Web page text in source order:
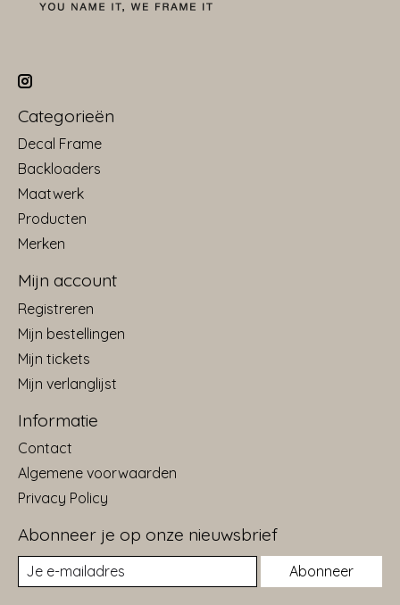
Categorieën
Decal Frame
Backloaders
Maatwerk
Producten
Merken
Mijn account
Registreren
Mijn bestellingen
Mijn tickets
Mijn verlanglijst
Informatie
Contact
Algemene voorwaarden
Privacy Policy
Abonneer je op onze nieuwsbrief
Abonneer